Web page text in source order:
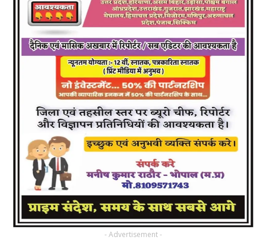
- Advertisement -